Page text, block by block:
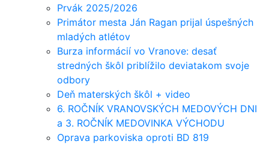
Prvák 2025/2026
Primátor mesta Ján Ragan prijal úspešných
mladých atlétov
Burza informácií vo Vranove: desať
stredných škôl priblížilo deviatakom svoje
odbory
Deň materských škôl + video
6. ROČNÍK VRANOVSKÝCH MEDOVÝCH DNI
a 3. ROČNÍK MEDOVINKA VÝCHODU
Oprava parkoviska oproti BD 819